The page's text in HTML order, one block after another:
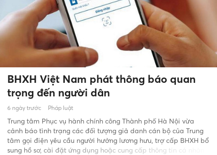
BHXH Việt Nam phát thông báo quan
trọng đến người dân
6 ngày trước Pháp luật
Trung tâm Phục vụ hành chính công Thành phố Hà Nội vừa
cảnh báo tình trạng các đối tượng giả danh cán bộ của Trung
tâm gọi điện yêu cầu người hưởng lương hưu, trợ cấp BHXH bổ
sung hồ sơ, cài đặt ứng dụng hoặc cung cấp thông tin cá nhân